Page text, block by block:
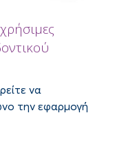
να
την εφαρμογή